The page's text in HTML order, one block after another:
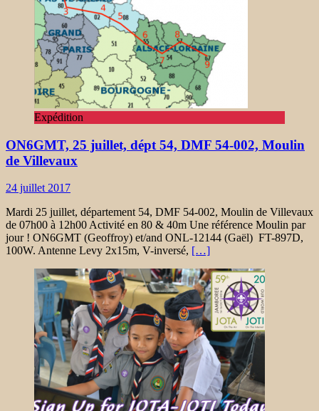
Expédition
ON6GMT, 25 juillet, dépt 54, DMF 54-002, Moulin
de Villevaux
24 juillet 2017
Mardi 25 juillet, département 54, DMF 54-002, Moulin de Villevaux
de 07h00 à 12h00 Activité en 80 & 40m Une référence Moulin par
jour ! ON6GMT (Geoffroy) et/and ONL-12144 (Gaël) FT-897D,
100W. Antenne Levy 2x15m, V-inversé, […]